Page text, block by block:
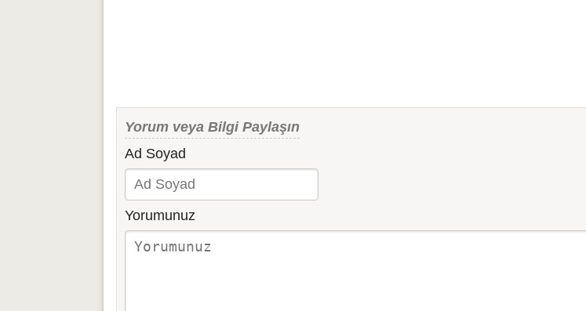
Yorum veya Bilgi Paylaşın
Ad Soyad
Yorumunuz